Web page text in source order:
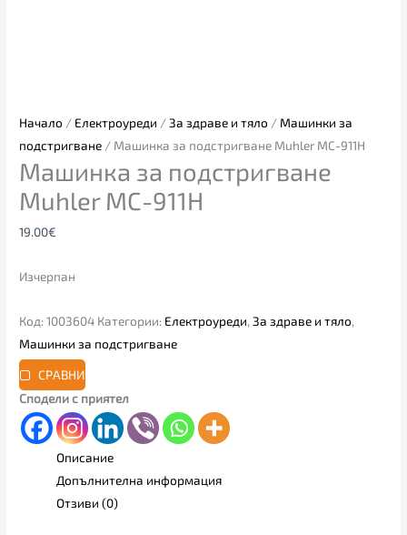
Начало / Електроуреди /За здраве и тяло / Машинки за
подстригване / Машинка за подстригване Muhler MC-911H
Машинка за подстригване
Muhler MC-911H
19.00€
Изчерпан
Код:1003604 Категории: Електроуреди,За здраве и тяло,
Машинки за подстригване
СРАВНИ
Сподели с приятел
Описание
Допълнителна информация
Отзиви (0)